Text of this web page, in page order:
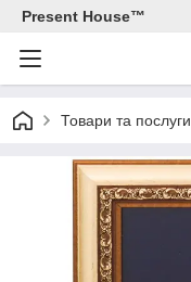
Present House™
Товари та послуги